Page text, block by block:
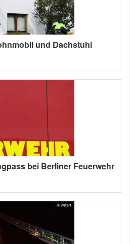
und Dachstuhl
bei Berliner Feuerwehr